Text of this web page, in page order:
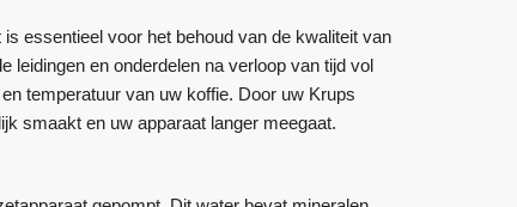
essentieel voor het behoud van de kwaliteit van
leidingen en onderdelen na verloop van tijd vol
temperatuur van uw koffie. Door uw Krups
smaakt en uw apparaat langer meegaat.